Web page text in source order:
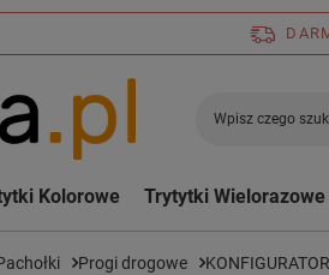
Kolorowe Trytytki Wielorazowe
Progi drogowe